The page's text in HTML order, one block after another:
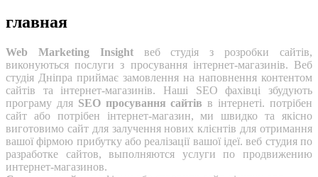
главная
Web Marketing Insightвеб студія з розробки сайтів,
виконуються послуги з просування інтернет-магазинів. Веб
студія Дніпра приймає замовлення на наповнення контентом
сайтів та інтернет-магазинів. Наші SEO фахівці збудують
програму для SEO просування сайтів в інтернеті. потрібен
сайт або потрібен інтернет-магазин, ми швидко та якісно
виготовимо сайт для залучення нових клієнтів для отримання
вашої фірмою прибутку або реалізації вашої ідеї. веб студия по
разработке сайтов, выполняются услуги по продвижению
интернет-магазинов.